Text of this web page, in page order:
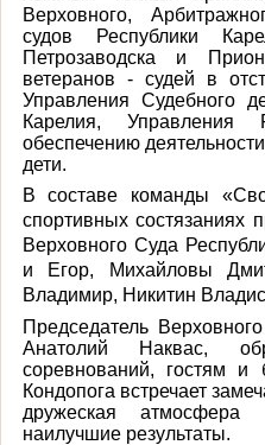
Верховного,
судов Республики
Петрозаводска и
ветеранов - судей в
Управления Судебного
Карелия, Управления
обеспечению
дети.
В составе команды
спортивных состязаниях
Верховного Суда
и Егор, Михайловы
Владимир, Никитин
Председатель
Анатолий Наквас,
соревнований, гостям и
Кондопога встречает
дружеская атмосфера
наилучшие результаты.